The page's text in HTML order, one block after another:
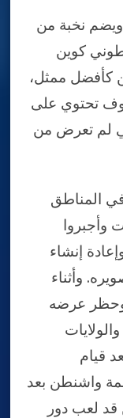
نخبة من
كوين
كأفضل ممثل،
تحتوي على
لم تعرض من
المناطق
وأجبروا
إنشاء
وأثناء
وحظر عرضه
قيام
واشنطن بعد
قد لعب دور